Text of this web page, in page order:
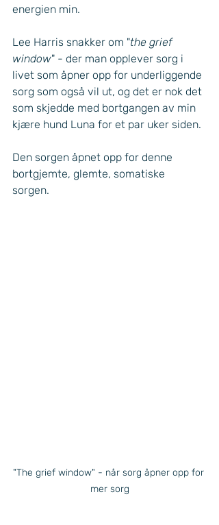
energien min.
Lee Harris snakker om "the grief
window" - der man opplever sorg i
livet som åpner opp for underliggende
sorg som også vil ut, og det er nok det
som skjedde med bortgangen av min
kjære hund Luna for et par uker siden.
Den sorgen åpnet opp for denne
bortgjemte, glemte, somatiske
sorgen.
"The grief window" - når sorg åpner opp for
mer sorg